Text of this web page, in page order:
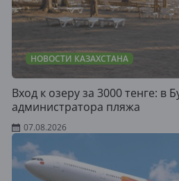
НОВОСТИ КАЗАХСТАНА
Вход к озеру за 3000 тенге: в
администратора пляжа
07.08.2026